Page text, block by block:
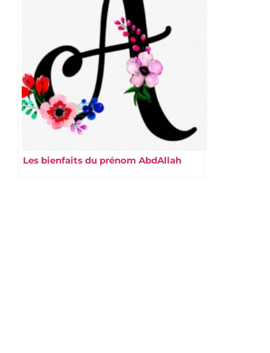
Les bienfaits du prénom AbdAllah